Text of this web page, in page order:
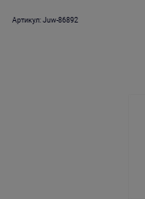
Артикул: Juw-86892